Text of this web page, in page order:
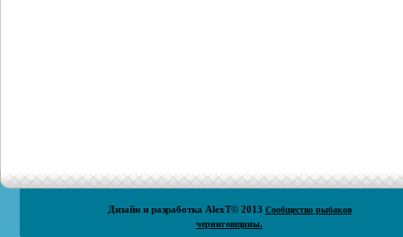
Дизайн и разработка AlexT© 2013 Сообщество рыбаков
черниговщины.